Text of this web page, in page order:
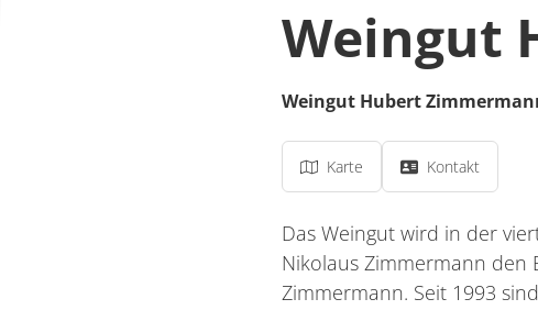
Weingut
Weingut Hubert
Karte Kontakt
Das Weingut wird in der
Nikolaus Zimmermann den
Zimmermann. Seit 1993